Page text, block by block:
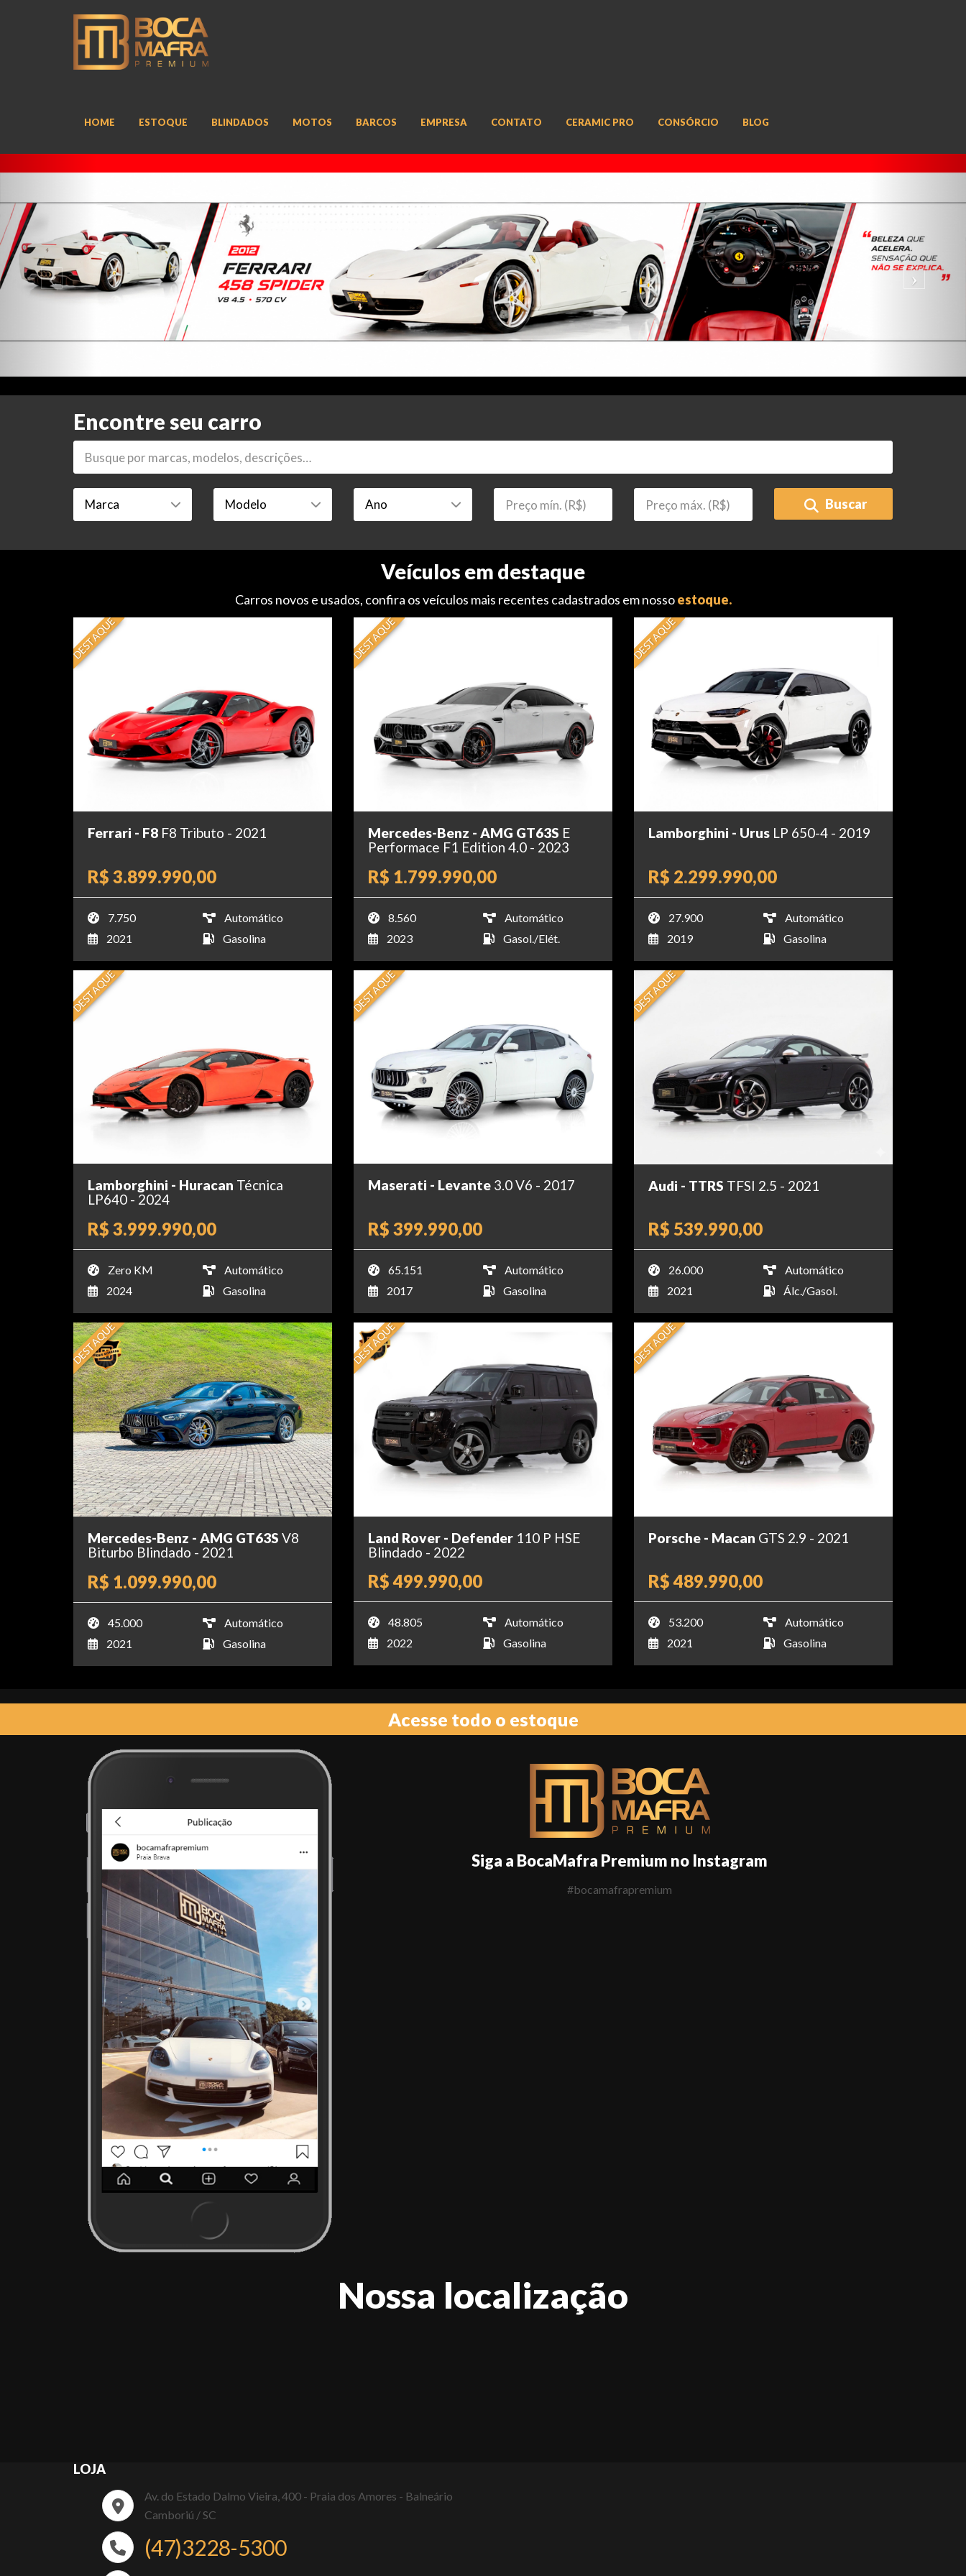
HOME ESTOQUE BLINDADOS MOTOS BARCOS EMPRESA CONTATO CERAMIC PRO CONSÓRCIO BLOG
Encontre seu carro
Buscar
Veículos em destaque
Carros novos e usados, confira os veículos mais recentes cadastrados em nossoestoque.
DESTAQUE
Ferrari - F8 F8 Tributo - 2021
R$ 3.899.990,00
7.750
Automático
2021
Gasolina
DESTAQUE
Mercedes-Benz - AMG GT63S E
Performace F1 Edition 4.0 - 2023
R$ 1.799.990,00
8.560
Automático
2023
Gasol./Elét.
DESTAQUE
Lamborghini - Urus LP 650-4 - 2019
R$ 2.299.990,00
27.900
Automático
2019
Gasolina
DESTAQUE
Lamborghini - Huracan Técnica
LP640 - 2024
R$ 3.999.990,00
Zero KM
Automático
2024
Gasolina
DESTAQUE
Maserati - Levante 3.0 V6 - 2017
R$ 399.990,00
65.151
Automático
2017
Gasolina
DESTAQUE
Audi - TTRS TFSI 2.5 - 2021
R$ 539.990,00
26.000
Automático
2021
Álc./Gasol.
DESTAQUE
Mercedes-Benz - AMG GT63S V8
Biturbo Blindado - 2021
R$ 1.099.990,00
45.000
Automático
2021
Gasolina
DESTAQUE
Land Rover - Defender 110 P HSE
Blindado - 2022
R$ 499.990,00
48.805
Automático
2022
Gasolina
DESTAQUE
Porsche - Macan GTS 2.9 - 2021
R$ 489.990,00
53.200
Automático
2021
Gasolina
Acesse todo o estoque
Siga a BocaMafra Premium no Instagram
#bocamafrapremium
Nossa localização
LOJA
Av. do Estado Dalmo Vieira, 400 - Praia dos Amores - Balneário
Camboriú / SC
(47)3228-5300